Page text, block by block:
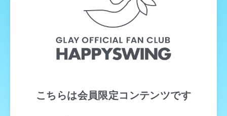
こちらは会員限定コンテンツです